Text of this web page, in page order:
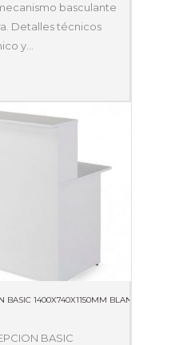
basculante
Detalles técnicos
y…
BASIC 1400X740X1150MM BLANCO
BASIC